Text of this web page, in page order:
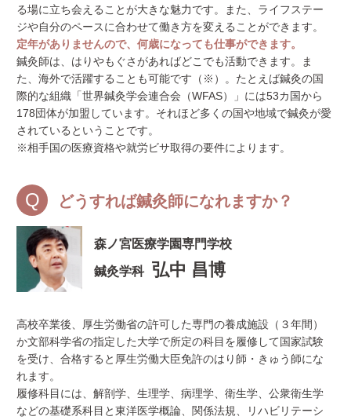
る場に立ち会えることが大きな魅力です。また、ライフステー
ジや自分のペースに合わせて働き方を変えることができます。
定年がありませんので、何歳になっても仕事ができます。
鍼灸師は、はりやもぐさがあればどこでも活動できます。ま
た、海外で活躍することも可能です（※）。たとえば鍼灸の国
際的な組織「世界鍼灸学会連合会（WFAS）」には53カ国から
178団体が加盟しています。それほど多くの国や地域で鍼灸が愛
されているということです。
※相手国の医療資格や就労ビサ取得の要件によります。
どうすれば鍼灸師になれますか？
森ノ宮医療学園専門学校
鍼灸学科 弘中 昌博
高校卒業後、厚生労働省の許可した専門の養成施設（３年間）
か文部科学省の指定した大学で所定の科目を履修して国家試験
を受け、合格すると厚生労働大臣免許のはり師・きゅう師にな
れます。
履修科目には、解剖学、生理学、病理学、衛生学、公衆衛生学
などの基礎系科目と東洋医学概論、関係法規、リハビリテーシ